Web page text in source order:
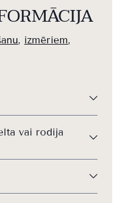
, izmēriem,
vai rodija